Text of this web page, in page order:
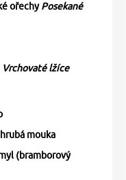
ořechyPosekané
Vrchovaté lžíce
mouka
(bramborový